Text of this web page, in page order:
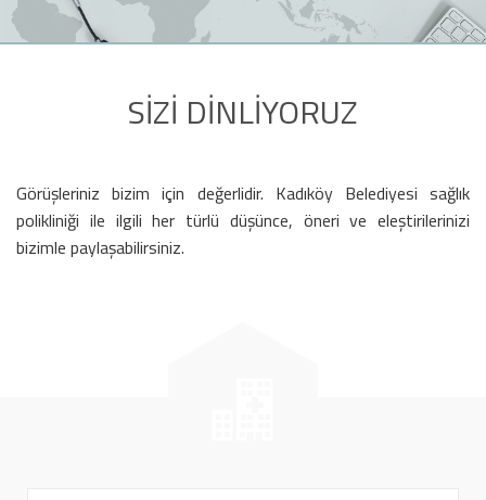
SİZİ DİNLİYORUZ
Görüşleriniz bizim için değerlidir. Kadıköy Belediyesi sağlık
polikliniği ile ilgili her türlü düşünce, öneri ve eleştirilerinizi
bizimle paylaşabilirsiniz.